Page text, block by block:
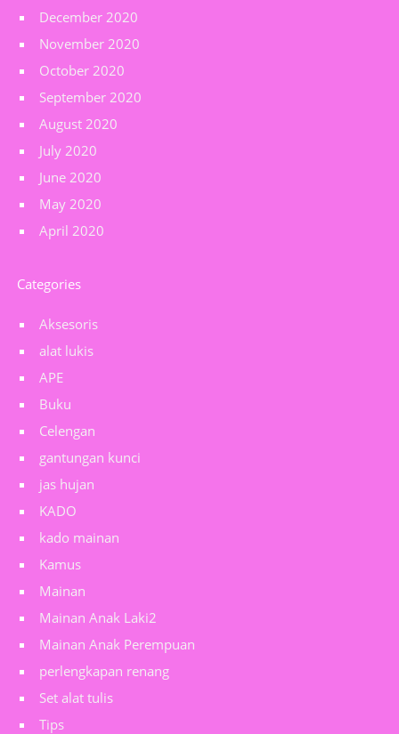
December 2020
November 2020
October 2020
September 2020
August 2020
July 2020
June 2020
May 2020
April 2020
Categories
Aksesoris
alat lukis
APE
Buku
Celengan
gantungan kunci
jas hujan
KADO
kado mainan
Kamus
Mainan
Mainan Anak Laki2
Mainan Anak Perempuan
perlengkapan renang
Set alat tulis
Tips